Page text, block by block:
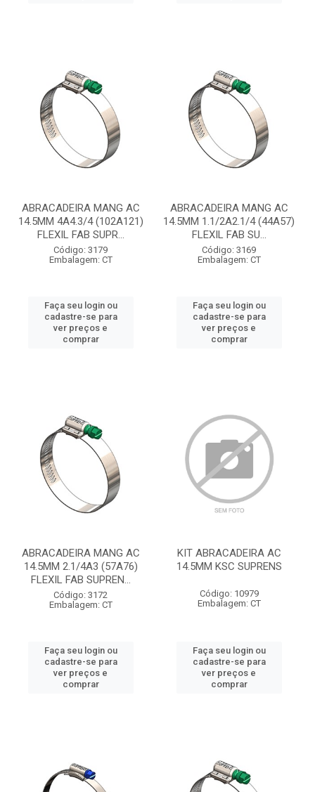
ABRACADEIRA MANG AC
14.5MM 4A4.3/4 (102A121)
FLEXIL FAB SUPR...
Código: 3179
Embalagem: CT
Faça seu login ou
cadastre-se para
ver preços e
comprar
ABRACADEIRA MANG AC
14.5MM 1.1/2A2.1/4 (44A57)
FLEXIL FAB SU...
Código: 3169
Embalagem: CT
Faça seu login ou
cadastre-se para
ver preços e
comprar
ABRACADEIRA MANG AC
14.5MM 2.1/4A3 (57A76)
FLEXIL FAB SUPREN...
Código: 3172
Embalagem: CT
Faça seu login ou
cadastre-se para
ver preços e
comprar
KIT ABRACADEIRA AC
14.5MM KSC SUPRENS
Código: 10979
Embalagem: CT
Faça seu login ou
cadastre-se para
ver preços e
comprar